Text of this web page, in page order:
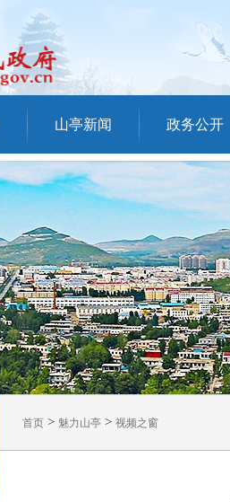
山亭新闻 政务公开
首页 > 魅力山亭 > 视频之窗